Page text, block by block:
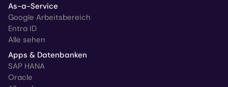
As-a-Service
Google Arbeitsbereich
Entra ID
Alle sehen
Apps & Datenbanken
SAP HANA
Oracle